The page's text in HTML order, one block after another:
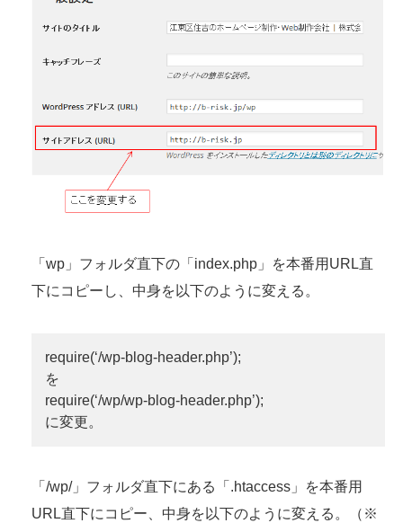
「wp」フォルダ直下の「index.php」を本番用URL直
下にコピーし、中身を以下のように変える。
require(‘/wp-blog-header.php’);
を
require(‘/wp/wp-blog-header.php’);
に変更。
「/wp/」フォルダ直下にある「.htaccess」を本番用
URL直下にコピー、中身を以下のように変える。（※